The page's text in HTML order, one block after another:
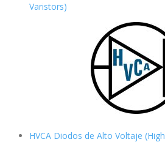
Varistors)
HVCA Diodos de Alto Voltaje